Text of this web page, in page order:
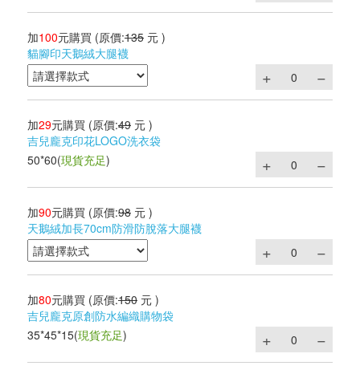
加100元購買 (原價:135 元 )
貓腳印天鵝絨大腿襪
加29元購買 (原價:49 元 )
吉兒龐克印花LOGO洗衣袋
50*60(現貨充足)
加90元購買 (原價:98 元 )
天鵝絨加長70cm防滑防脫落大腿襪
加80元購買 (原價:150 元 )
吉兒龐克原創防水編織購物袋
35*45*15(現貨充足)